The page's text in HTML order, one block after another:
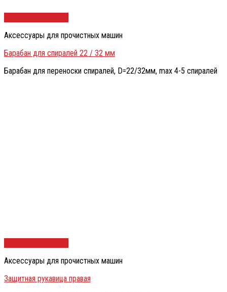
Аксессуары для прочистных машин
Барабан для спиралей 22 / 32 мм
Барабан для переноски спиралей, D=22/32мм, max 4-5 спиралей
Аксессуары для прочистных машин
Защитная рукавица правая